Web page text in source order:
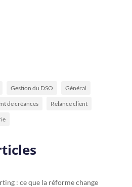
Gestion du DSO Général
de créances Relance client
: ce que la réforme change